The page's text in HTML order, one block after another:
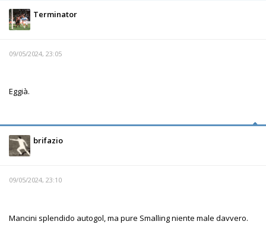
Terminator
09/05/2024, 23:05
Eggià.
brifazio
09/05/2024, 23:10
Mancini splendido autogol, ma pure Smalling niente male davvero.